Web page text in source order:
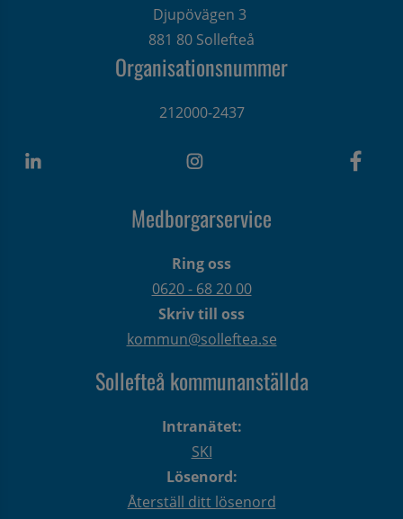
Djupövägen 3
881 80 Sollefteå
Organisationsnummer
212000-2437
Medborgarservice
Ring oss
0620 - 68 20 00
Skriv till oss
kommun@solleftea.se
Sollefteå kommunanställda
Intranätet:
SKI
Lösenord:
Återställ ditt lösenord